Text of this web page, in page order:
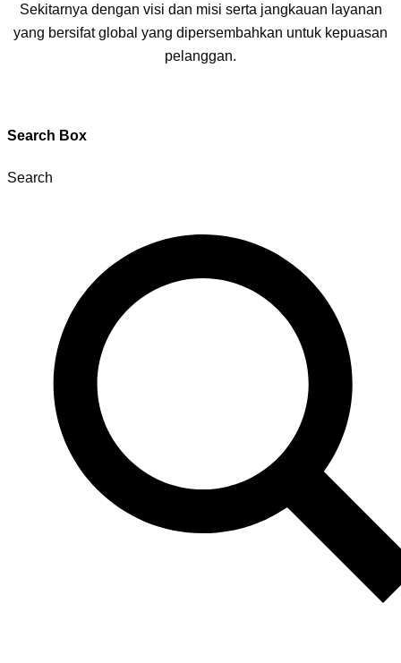
Sekitarnya dengan visi dan misi serta jangkauan layanan
yang bersifat global yang dipersembahkan untuk kepuasan
pelanggan.
Search Box
Search